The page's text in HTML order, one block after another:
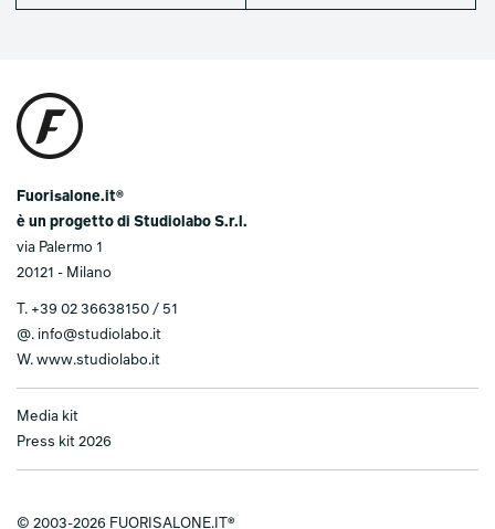
Fuorisalone.it®
è un progetto di Studiolabo S.r.l.
via Palermo 1
20121 - Milano
T. +39 02 36638150 / 51
@. info@studiolabo.it
W. www.studiolabo.it
Media kit
Press kit 2026
© 2003-2026 FUORISALONE.IT®